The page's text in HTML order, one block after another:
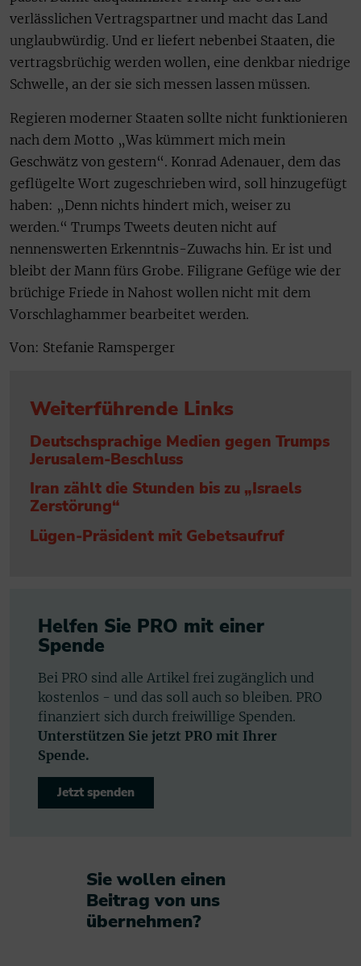
verlässlichen Vertragspartner und macht das Land
unglaubwürdig. Und er liefert nebenbei Staaten, die
vertragsbrüchig werden wollen, eine denkbar niedrige
Schwelle, an der sie sich messen lassen müssen.
Regieren moderner Staaten sollte nicht funktionieren
nach dem Motto „Was kümmert mich mein
Geschwätz von gestern“. Konrad Adenauer, dem das
geflügelte Wort zugeschrieben wird, soll hinzugefügt
haben: „Denn nichts hindert mich, weiser zu
werden.“ Trumps Tweets deuten nicht auf
nennenswerten Erkenntnis-Zuwachs hin. Er ist und
bleibt der Mann fürs Grobe. Filigrane Gefüge wie der
brüchige Friede in Nahost wollen nicht mit dem
Vorschlaghammer bearbeitet werden.
Von: Stefanie Ramsperger
Weiterführende Links
Deutschsprachige Medien gegen Trumps
Jerusalem-Beschluss
Iran zählt die Stunden bis zu „Israels
Zerstörung“
Lügen-Präsident mit Gebetsaufruf
Helfen Sie PRO mit einer
Spende
Bei PRO sind alle Artikel frei zugänglich und
kostenlos - und das soll auch so bleiben. PRO
finanziert sich durch freiwillige Spenden.
Unterstützen Sie jetzt PRO mit Ihrer
Spende.
Jetzt spenden
Sie wollen einen
Beitrag von uns
übernehmen?​